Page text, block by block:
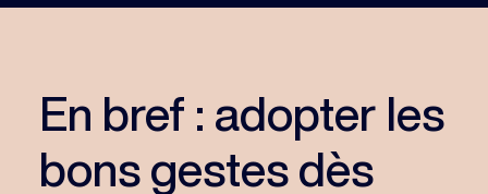
En bref : adopter les
bons gestes dès